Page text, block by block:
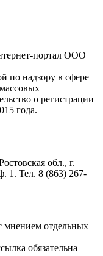
портал ООО
по надзору в сфере
о регистрации
года.
обл., г.
1. Тел. 8 (863) 267-
мнением отдельных
обязательна